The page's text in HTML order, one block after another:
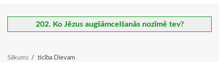
202. Ko Jēzus augšāmcelšanās nozīmē tev?
Sākums ticība Dievam